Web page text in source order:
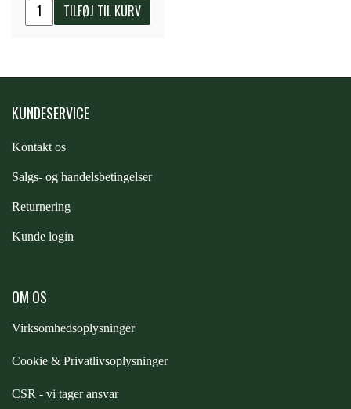
TILFØJ TIL KURV
KUNDESERVICE
Kontakt os
Salgs- og handelsbetingelser
Returnering
Kunde login
OM OS
Virksomhedsoplysninger
Cookie & Privatlivsoplysninger
CSR - vi tager ansvar